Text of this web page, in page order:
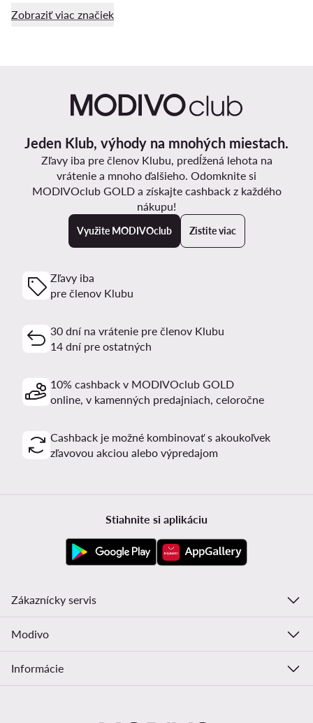
Zobraziť viac značiek
Jeden Klub, výhody na mnohých miestach.
Zľavy iba pre členov Klubu, predĺžená lehota na
vrátenie a mnoho ďalšieho. Odomknite si
MODIVOclub GOLD a získajte cashback z každého
nákupu!
Využite MODIVOclub Zistite viac
Zľavy iba
pre členov Klubu
30 dní na vrátenie pre členov Klubu
14 dní pre ostatných
10% cashback v MODIVOclub GOLD
online, v kamenných predajniach, celoročne
Cashback je možné kombinovať s akoukoľvek
zľavovou akciou alebo výpredajom
Stiahnite si aplikáciu
Zákaznícky servis
Modivo
Informácie